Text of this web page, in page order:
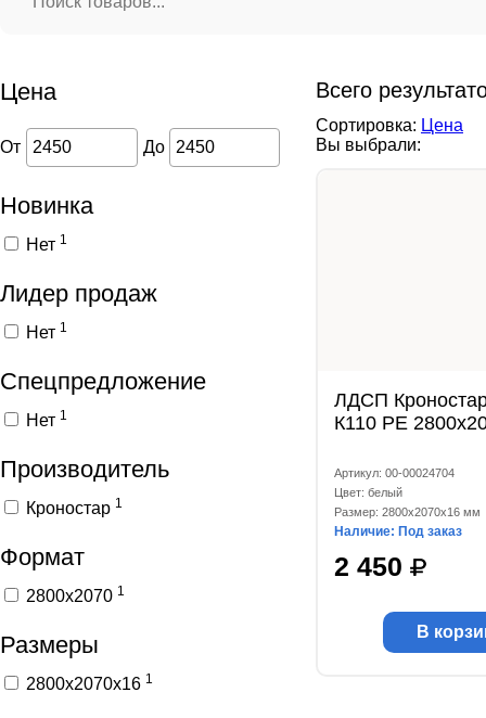
Цена
От До
Новинка
Нет 1
Лидер продаж
Нет 1
Спецпредложение
Нет 1
Производитель
Кроностар 1
Формат
2800x2070 1
Размеры
2800x2070x16 1
Всего
Сортировка: Цена
Вы выбрали:
ЛДСП
К110 РЕ
Артикул: 00-00024704
Цвет: белый
Размер: 2800x2070x16 мм
Наличие: Под заказ
2 450
В